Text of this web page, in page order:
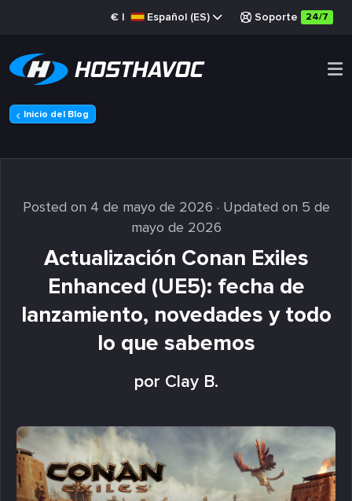
€ | Español (ES) Soporte 24/7
Inicio del Blog
Posted on 4 de mayo de 2026 · Updated on 5 de
mayo de 2026
Actualización Conan Exiles
Enhanced (UE5): fecha de
lanzamiento, novedades y todo
lo que sabemos
por Clay B.